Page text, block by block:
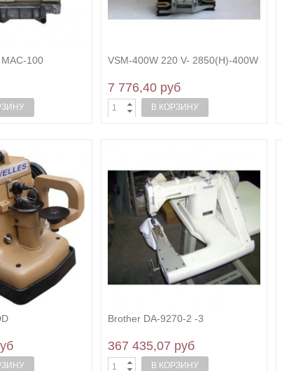
100 VSM-400W 220 V- 2850(H)-400W
7 776,40 руб
В КОРЗИНУ
Brother DA-9270-2 -3
367 435,07 руб
В КОРЗИНУ